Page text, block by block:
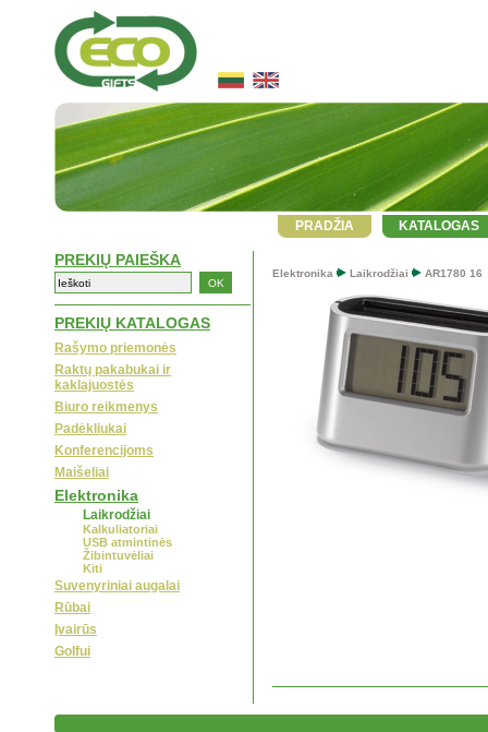
PRADŽIA KATALOGAS
PREKIŲ PAIEŠKA
PREKIŲ KATALOGAS
Rašymo priemonės
Raktų pakabukai ir
kaklajuostės
Biuro reikmenys
Padėkliukai
Konferencijoms
Maišeliai
Elektronika
Laikrodžiai
Kalkuliatoriai
USB atmintinės
Žibintuvėliai
Kiti
Suvenyriniai augalai
Rūbai
Įvairūs
Golfui
Elektronika Laikrodžiai AR1780 16